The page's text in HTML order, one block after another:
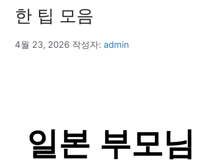
한 팁 모음
4월 23, 2026 작성자: admin